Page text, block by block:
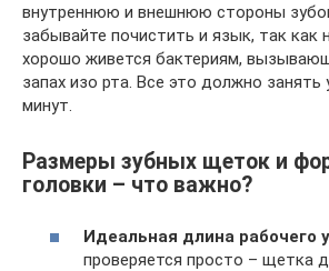
внутреннюю и внешнюю стороны
забывайте почистить и язык, так как
хорошо живется бактериям,
запах изо рта. Все это должно занять
минут.
Размеры зубных щеток и
головки – что важно?
Идеальная длина рабочего
проверяется просто – щетка